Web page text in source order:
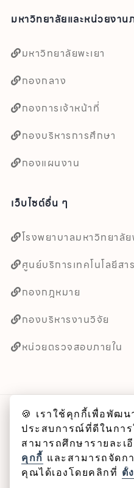
มหาวิทยาลัยและหน่วยงาน
มหาวิทยาลัยพะเยา
กองกลาง
กองการเจ้าหน้าที่
กองบริหารการศึกษา
กองแผนงาน
เว็บไซต์อื่น ๆ
โรงพยาบาลมหาวิทยาลัย
ศูนย์บริการเทคโนโลยีสา
กองกฎหมาย
กองบริหารงานวิจัย
หน่วยตรวจสอบภายใน
ลิขสิทธิ์ © 2025 คณะศิลปศาส
Cookie
🍪 เราใช้คุกกี้เพื่อพัฒ
ประสบการณ์ที่ดีในกา
สามารถศึกษารายละเ
คุกกี้ และสามารถจัดก
คุณได้เองโดยคลิกที่ ตั้